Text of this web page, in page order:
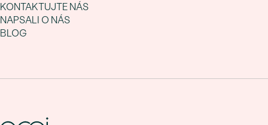
KONTAKTUJTE NÁS
NAPSALI O NÁS
BLOG